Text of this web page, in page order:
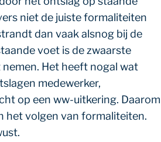
niet de juiste formaliteiten
dan vaak alsnog bij de
voet is de zwaarste
Het heeft nogal wat
medewerker,
op een ww-uitkering. Daarom
het volgen van formaliteiten.